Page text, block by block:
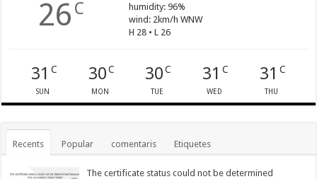
26 C
humidity: 96%
wind: 2km/h WNW
H 28 • L 26
31 C
SUN
30C
MON
30 C
TUE
31 C
WED
31 C
THU
Recents Popular comentaris Etiquetes
The certificate status could not be determined